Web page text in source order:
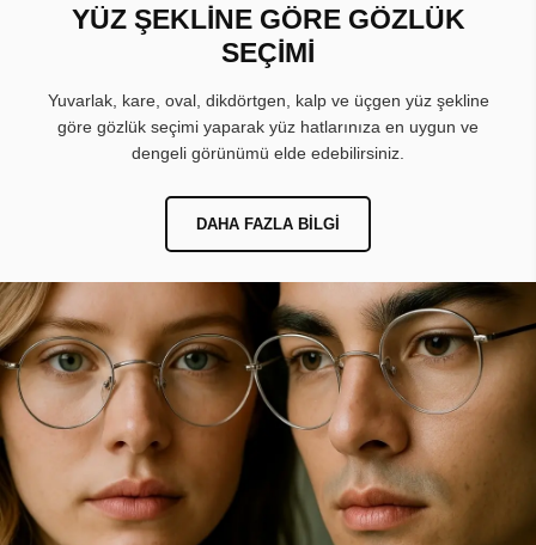
YÜZ ŞEKLİNE GÖRE GÖZLÜK
SEÇİMİ
Yuvarlak, kare, oval, dikdörtgen, kalp ve üçgen yüz şekline
göre gözlük seçimi yaparak yüz hatlarınıza en uygun ve
dengeli görünümü elde edebilirsiniz.
DAHA FAZLA BILGI